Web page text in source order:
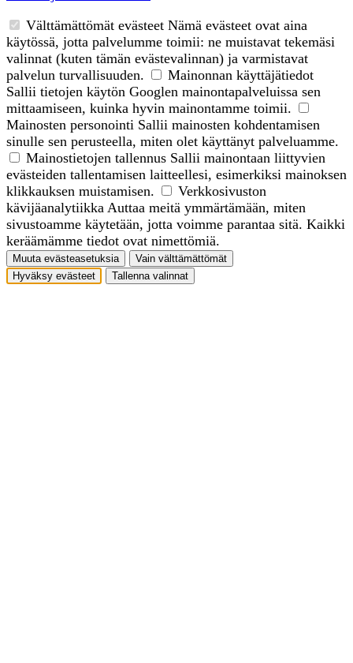
Välttämättömät evästeet Nämä evästeet ovat aina
käytössä, jotta palvelumme toimii: ne muistavat tekemäsi
valinnat (kuten tämän evästevalinnan) ja varmistavat
palvelun turvallisuuden.
Mainonnan käyttäjätiedot
Sallii tietojen käytön Googlen mainontapalveluissa sen
mittaamiseen, kuinka hyvin mainontamme toimii.
Mainosten personointi Sallii mainosten kohdentamisen
sinulle sen perusteella, miten olet käyttänyt palveluamme.
Mainostietojen tallennus Sallii mainontaan liittyvien
evästeiden tallentamisen laitteellesi, esimerkiksi mainoksen
klikkauksen muistamisen.
Verkkosivuston
kävijäanalytiikka Auttaa meitä ymmärtämään, miten
sivustoamme käytetään, jotta voimme parantaa sitä. Kaikki
keräämämme tiedot ovat nimettömiä.
Muuta evästeasetuksia
Vain välttämättömät
Hyväksy evästeet
Tallenna valinnat